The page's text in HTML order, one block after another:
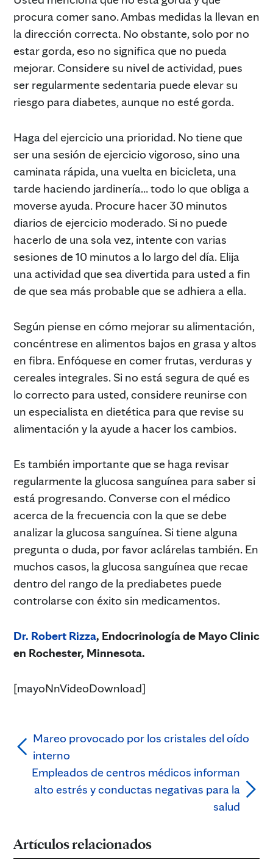
procura comer sano. Ambas medidas la llevan en
la dirección correcta. No obstante, solo por no
estar gorda, eso no significa que no pueda
mejorar. Considere su nivel de actividad, pues
ser regularmente sedentaria puede elevar su
riesgo para diabetes, aunque no esté gorda.
Haga del ejercicio una prioridad. No tiene que
ser una sesión de ejercicio vigoroso, sino una
caminata rápida, una vuelta en bicicleta, una
tarde haciendo jardinería… todo lo que obliga a
moverse ayuda. Procure hacer 30 minutos
diarios de ejercicio moderado. Si no puede
hacerlo de una sola vez, intente con varias
sesiones de 10 minutos a lo largo del día. Elija
una actividad que sea divertida para usted a fin
de que sea más probable que se adhiera a ella.
Según piense en cómo mejorar su alimentación,
concéntrese en alimentos bajos en grasa y altos
en fibra. Enfóquese en comer frutas, verduras y
cereales integrales. Si no está segura de qué es
lo correcto para usted, considere reunirse con
un especialista en dietética para que revise su
alimentación y la ayude a hacer los cambios.
Es también importante que se haga revisar
regularmente la glucosa sanguínea para saber si
está progresando. Converse con el médico
acerca de la frecuencia con la que se debe
analizar la glucosa sanguínea. Si tiene alguna
pregunta o duda, por favor aclárelas también. En
muchos casos, la glucosa sanguínea que recae
dentro del rango de la prediabetes puede
controlarse con éxito sin medicamentos.
Dr. Robert Rizza, Endocrinología de Mayo Clinic
en Rochester, Minnesota.
[mayoNnVideoDownload]
Mareo provocado por los cristales del oído
interno
Empleados de centros médicos informan
alto estrés y conductas negativas para la
salud
Artículos relacionados